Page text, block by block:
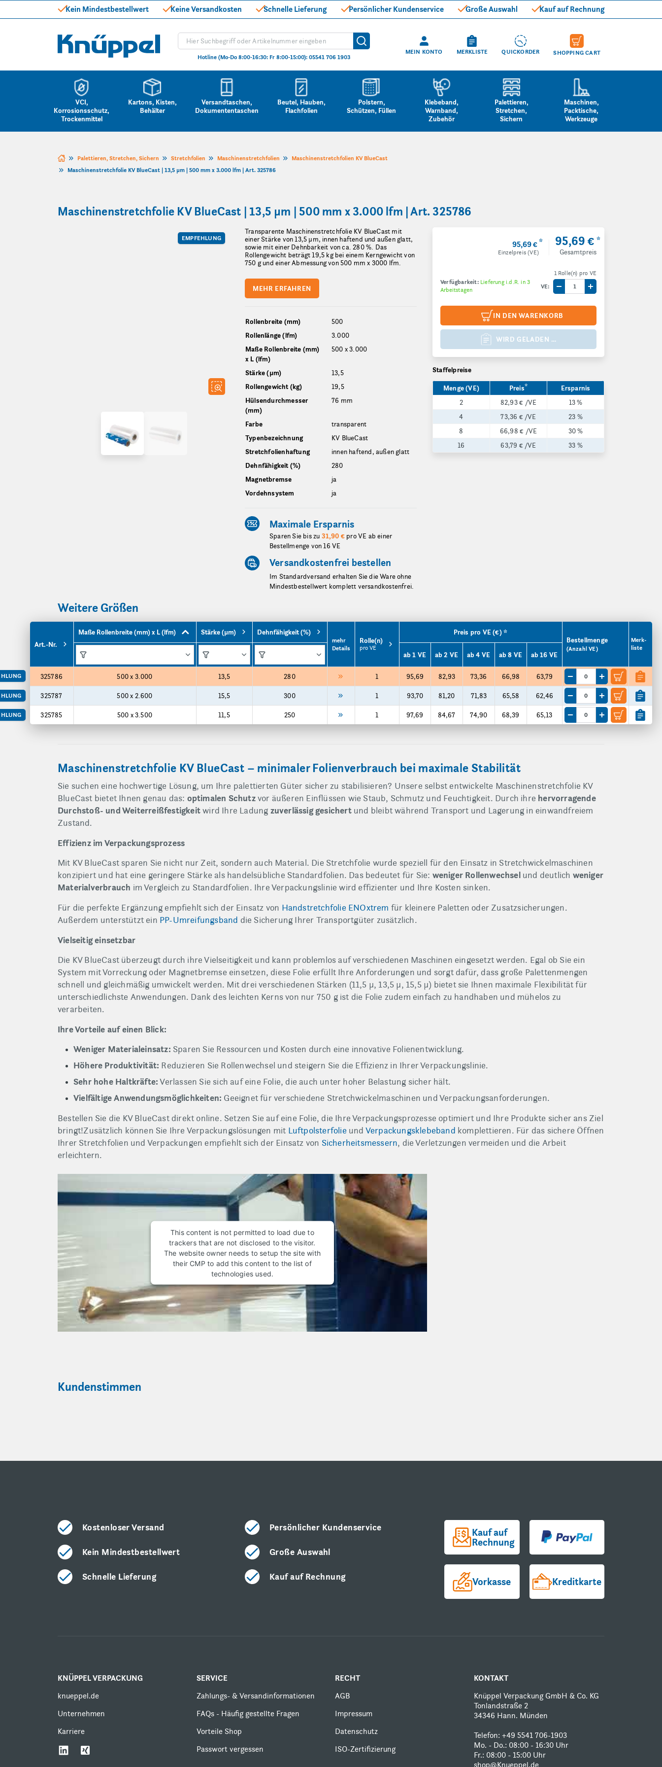
Kein Mindestbestellwert Keine Versandkosten Schnelle Lieferung Persönlicher Kundenservice Große Auswahl Kauf auf Rechnung
Knüppel
Produkt suchen
Suche
Hotline (Mo-Do 8:00-16:30: Fr 8:00-15:00): 05541 706 1903
MEIN KONTO MERKLISTE QUICKORDER SHOPPING CART
VCI,
Korrosionsschutz,
Trockenmittel
Kartons, Kisten,
Behälter
Versandtaschen,
Dokumententaschen
Beutel, Hauben,
Flachfolien
Polstern,
Schützen, Füllen
Klebeband,
Warnband,
Zubehör
Palettieren,
Stretchen,
Sichern
Maschinen,
Packtische,
Werkzeuge
Palettieren, Stretchen, Sichern Stretchfolien Maschinenstretchfolien
Maschinenstretchfolien KV BlueCast
Maschinenstretchfolie KV BlueCast | 13,5 µm | 500 mm x 3.000 lfm | Art. 325786
Maschinenstretchfolie KV BlueCast | 13,5 µm | 500 mm x 3.000 lfm | Art. 325786
EMPFEHLUNG
Transparente Maschinenstretchfolie KV BlueCast mit
einer Stärke von 13,5 µm, innen haftend und außen glatt,
sowie mit einer Dehnbarkeit von ca. 280 %. Das
Rollengewicht beträgt 19,5 kg bei einem Kerngewicht von
750 g und einer Abmessung von 500 mm x 3000 lfm.
MEHR ERFAHREN
Rollenbreite (mm)
500
Rollenlänge (lfm)
3.000
Maße Rollenbreite (mm)
x L (lfm)
500 x 3.000
Stärke (µm)
13,5
Rollengewicht (kg)
19,5
Hülsendurchmesser
(mm)
76 mm
Farbe
transparent
Typenbezeichnung
KV BlueCast
Stretchfolienhaftung
innen haftend, außen glatt
Dehnfähigkeit (%)
280
Magnetbremse
ja
Vordehnsystem
ja
Maximale Ersparnis
Sparen Sie bis zu 31,90 € pro VE ab einer
Bestellmenge von 16 VE
Versandkostenfrei bestellen
Im Standardversand erhalten Sie die Ware ohne
Mindestbestellwert komplett versandkostenfrei.
95,69 €*
Einzelpreis (VE)
95,69 € *
Gesamtpreis
Verfügbarkeit: Lieferung i.d.R. in 3
Arbeitstagen
1 Rolle(n) pro VE
VE:
Menge um eine VE reduzieren
Menge um eine VE
IN DEN WARENKORB
WIRD GELADEN …
Staffelpreise
Menge (VE) Preis*
Ersparnis
2
82,93 € /VE
13 %
4
73,36 € /VE
23 %
8
66,98 € /VE
30 %
16
63,79 € /VE 33 %
Weitere Größen
Funktionen
Produktgrößen
Art.-Nr.
Maße Rollenbreite (mm) x L (lfm) Stärke (µm) Dehnfähigkeit (%)
mehr
Details
Rolle(n)
pro VE
Preis pro VE (€) *
Bestellmenge
(Anzahl VE)
Merk­
liste
ab 1 VE ab 2 VE ab 4 VE ab 8 VE ab 16 VE
325786 500 x 3.000 13,5 280 1 95,69 82,93 73,36 66,98 63,79 Menge um eine VE reduzieren
Menge um eine VE
325787
500 x 2.600 15,5 300 1 93,70 81,20 71,83 65,58 62,46 Menge um eine VE reduzieren
Menge um eine VE
325785
500 x 3.500 11,5 250 1 97,69 84,67 74,90 68,39 65,13 Menge um eine VE reduzieren
Menge um eine VE
Maschinenstretchfolie KV BlueCast – minimaler Folienverbrauch bei maximale Stabilität
Sie suchen eine hochwertige Lösung, um Ihre palettierten Güter sicher zu stabilisieren? Unsere selbst entwickelte Maschinenstretchfolie KV
BlueCast bietet Ihnen genau das: optimalen Schutzvor äußeren Einflüssen wie Staub, Schmutz und Feuchtigkeit. Durch ihre hervorragende
Durchstoß- und Weiterreißfestigkeitwird Ihre Ladung zuverlässig gesichertund bleibt während Transport und Lagerung in einwandfreiem
Zustand.
Effizienz im Verpackungsprozess
Mit KV BlueCast sparen Sie nicht nur Zeit, sondern auch Material. Die Stretchfolie wurde speziell für den Einsatz in Stretchwickelmaschinen
konzipiert und hat eine geringere Stärke als handelsübliche Standardfolien. Das bedeutet für Sie: weniger Rollenwechselund deutlich weniger
Materialverbrauch im Vergleich zu Standardfolien. Ihre Verpackungslinie wird effizienter und Ihre Kosten sinken.
Für die perfekte Ergänzung empfiehlt sich der Einsatz von Handstretchfolie ENOxtrem für kleinere Paletten oder Zusatzsicherungen.
Außerdem unterstützt ein PP-Umreifungsband die Sicherung Ihrer Transportgüter zusätzlich.
Vielseitig einsetzbar
Die KV BlueCast überzeugt durch ihre Vielseitigkeit und kann problemlos auf verschiedenen Maschinen eingesetzt werden. Egal ob Sie ein
System mit Vorreckung oder Magnetbremse einsetzen, diese Folie erfüllt Ihre Anforderungen und sorgt dafür, dass große Palettenmengen
schnell und gleichmäßig umwickelt werden. Mit drei verschiedenen Stärken (11,5 µ, 13,5 µ, 15,5 µ) bietet sie Ihnen maximale Flexibilität für
unterschiedlichste Anwendungen. Dank des leichten Kerns von nur 750 g ist die Folie zudem einfach zu handhaben und mühelos zu
verarbeiten.
Ihre Vorteile auf einen Blick:
Weniger Materialeinsatz: Sparen Sie Ressourcen und Kosten durch eine innovative Folienentwicklung.
Höhere Produktivität: Reduzieren Sie Rollenwechsel und steigern Sie die Effizienz in Ihrer Verpackungslinie.
Sehr hohe Haltkräfte:Verlassen Sie sich auf eine Folie, die auch unter hoher Belastung sicher hält.
Vielfältige Anwendungsmöglichkeiten: Geeignet für verschiedene Stretchwickelmaschinen und Verpackungsanforderungen.
Bestellen Sie die KV BlueCast direkt online. Setzen Sie auf eine Folie, die Ihre Verpackungsprozesse optimiert und Ihre Produkte sicher ans Ziel
bringt!Zusätzlich können Sie Ihre Verpackungslösungen mit Luftpolsterfolie und Verpackungsklebeband komplettieren. Für das sichere Öffnen
Ihrer Stretchfolien und Verpackungen empfiehlt sich der Einsatz von Sicherheitsmessern, die Verletzungen vermeiden und die Arbeit
erleichtern.
This content is not permitted to load due to
trackers that are not disclosed to the visitor.
The website owner needs to setup the site with
their CMP to add this content to the list of
technologies used.
Kundenstimmen
Kostenloser Versand
Kein Mindestbestellwert
Schnelle Lieferung
Persönlicher Kundenservice
Große Auswahl
Kauf auf Rechnung
Kauf auf
Rechnung
Vorkasse Kreditkarte
KNÜPPEL VERPACKUNG
knueppel.de
Unternehmen
Karriere
SERVICE
Zahlungs- & Versandinformationen
FAQs - Häufig gestellte Fragen
Vorteile Shop
Passwort vergessen
RECHT
AGB
Impressum
Datenschutz
ISO-Zertifizierung
KONTAKT
Knüppel Verpackung GmbH & Co. KG
Tonlandstraße 2
34346 Hann. Münden
Telefon: +49 5541 706-1903
Mo. - Do.: 08:00 - 16:30 Uhr
Fr.: 08:00 - 15:00 Uhr
shop@Knueppel.de